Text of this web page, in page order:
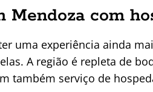
Mendoza com
uma experiência ainda
A região é repleta de
também serviço de